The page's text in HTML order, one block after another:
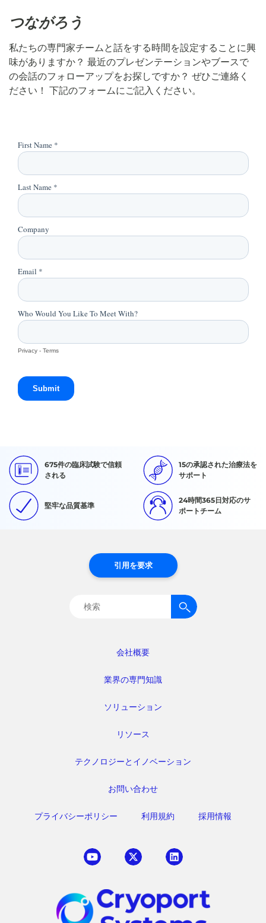
つながろう
私たちの専門家チームと話をする時間を設定することに興
味がありますか？ 最近のプレゼンテーションやブースで
の会話のフォローアップをお探しですか？ ぜひご連絡く
ださい！ 下記のフォームにご記入ください。
675件の臨床試験で信頼
される
15の承認された治療法を
サポート
堅牢な品質基準
24時間365日対応のサ
ポートチーム
会社概要
業界の専門知識
ソリューション
リソース
テクノロジーとイノベーション
お問い合わせ
プライバシーポリシー 利用規約 採用情報
引用を要求
検